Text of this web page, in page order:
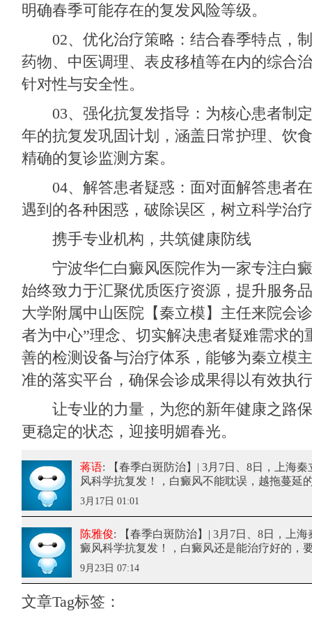
明确春季可能存在的复发风险等级。
02、优化治疗策略：结合春季特点，
药物、中医调理、表皮移植等在内的综合
针对性与安全性。
03、强化抗复发指导：为核心患者制
年的抗复发巩固计划，涵盖日常护理、饮
精确的复诊监测方案。
04、解答患者疑惑：面对面解答患者
遇到的各种困惑，破除误区，树立科学治
携手专业机构，共筑健康防线
宁波华仁白癜风医院作为一家专注白
始终致力于汇聚优质医疗资源，提升服务
大学附属中山医院【秦立模】主任来院会
者为中心”理念、切实解决患者疑难需求的
善的检测设备与治疗体系，能够为秦立模
准的落实平台，确保会诊成果得以有效执
让专业的力量，为您的新年健康之路保
更稳定的状态，迎接明媚春光。
蒋语: 【春季白斑防治】| 3月7日、8日，上海
风科学抗复发！
，白癜风不能耽误，越拖蔓延
3月17日 01:01
陈雅俊: 【春季白斑防治】| 3月7日、8日，上
癜风科学抗复发！
，白癜风还是能治疗好的，
9月23日 07:14
文章Tag标签：